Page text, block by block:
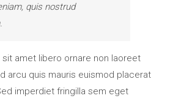
quis nostrud
amet libero ornare non laoreet
arcu quis mauris euismod placerat
imperdiet fringilla sem eget